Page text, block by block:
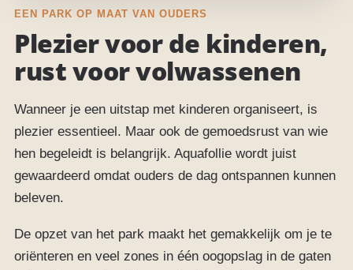
EEN PARK OP MAAT VAN OUDERS
Plezier voor de kinderen,
rust voor volwassenen
Wanneer je een uitstap met kinderen organiseert, is
plezier essentieel. Maar ook de gemoedsrust van wie
hen begeleidt is belangrijk. Aquafollie wordt juist
gewaardeerd omdat ouders de dag ontspannen kunnen
beleven.
De opzet van het park maakt het gemakkelijk om je te
oriënteren en veel zones in één oogopslag in de gaten